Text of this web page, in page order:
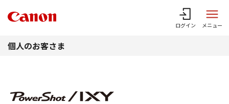
ログイン メニュー
個人のお客さま